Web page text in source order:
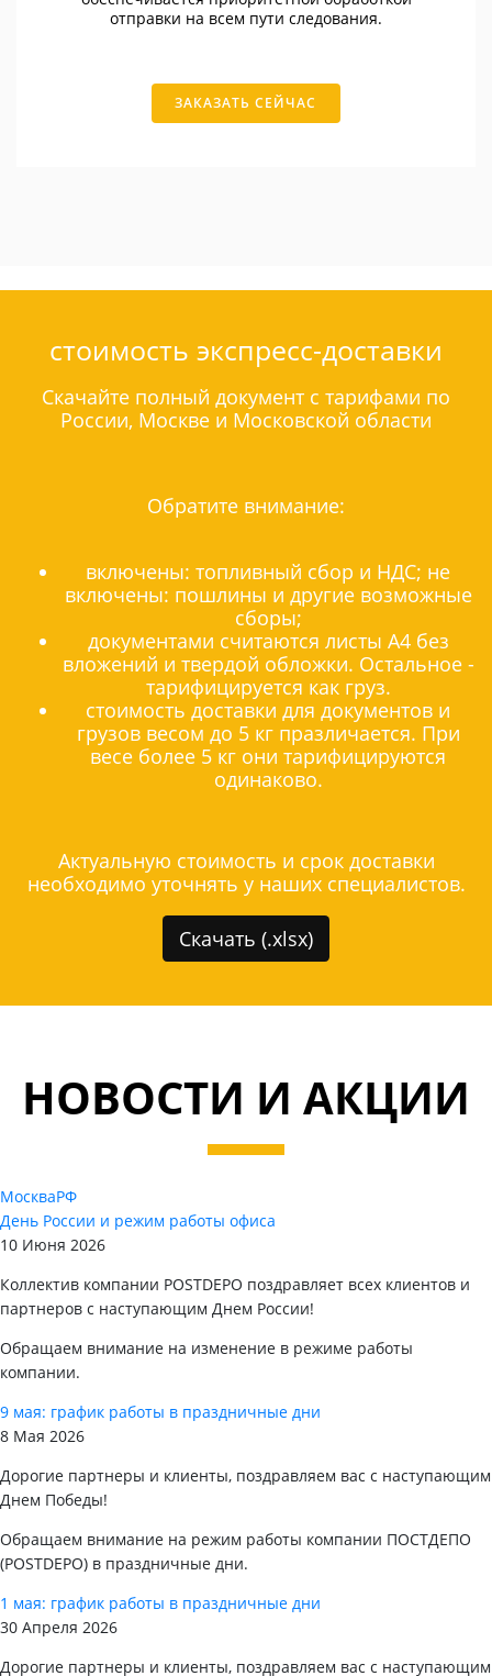
отправки на всем пути следования.
ЗАКАЗАТЬ СЕЙЧАС
стоимость экспресс-доставки
Скачайте полный документ с тарифами по
России, Москве и Московской области
Обратите внимание:
включены: топливный сбор и НДС; не
включены: пошлины и другие возможные
сборы;
документами считаются листы А4 без
вложений и твердой обложки. Остальное -
тарифицируется как груз.
стоимость доставки для документов и
грузов весом до 5 кг празличается. При
весе более 5 кг они тарифицируются
одинаково.
Актуальную стоимость и срок доставки
необходимо уточнять у наших специалистов.
Скачать (.xlsx)
НОВОСТИ И АКЦИИ
МоскваРФ
День России и режим работы офиса
10 Июня 2026
Коллектив компании POSTDEPO поздравляет всех клиентов и
партнеров с наступающим Днем России!
Обращаем внимание на изменение в режиме работы
компании.
9 мая: график работы в праздничные дни
8 Мая 2026
Дорогие партнеры и клиенты, поздравляем вас с наступающим
Днем Победы!
Обращаем внимание на режим работы компании ПОСТДЕПО
(POSTDEPO) в праздничные дни.
1 мая: график работы в праздничные дни
30 Апреля 2026
Дорогие партнеры и клиенты, поздравляем вас с наступающим